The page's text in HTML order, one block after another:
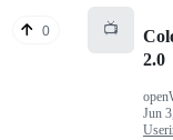
0 📺
2.0
Jun